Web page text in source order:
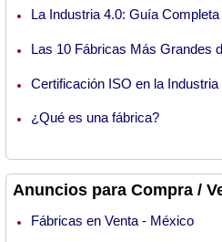
La Industria 4.0: Guía Completa
Las 10 Fábricas Más Grandes
Certificación ISO en la
¿Qué es una fábrica?
Anuncios para Compra /
Fábricas en Venta - México